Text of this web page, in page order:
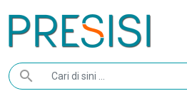
search